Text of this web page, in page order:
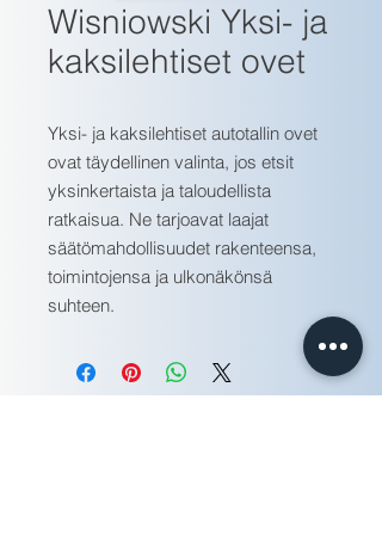
Wisniowski Yksi- ja
kaksilehtiset ovet
Yksi- ja kaksilehtiset autotallin ovet
ovat täydellinen valinta, jos etsit
yksinkertaista ja taloudellista
ratkaisua. Ne tarjoavat laajat
säätömahdollisuudet rakenteensa,
toimintojensa ja ulkonäkönsä
suhteen.